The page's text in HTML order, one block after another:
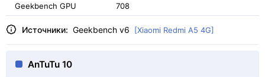
Geekbench GPU 708
Источники: Geekbench v6 [Xiaomi Redmi A5 4G]
AnTuTu 10